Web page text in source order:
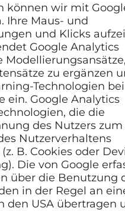
können wir mit
Ihre Maus- und
und Klicks
Google Analytics
zu ergänzen
Technologien
ein. Google Analytics
die die
des Nutzers zum
Nutzerverhaltens
B. Cookies oder
Die von Google
über die Benutzung
in der Regel an
den USA übertragen